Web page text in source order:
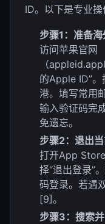
ID。以下是专业操
步骤1：准备
访问苹果官网
（
的Apple ID”
港。填写常用
输入验证码完
免遗忘。
步骤2：退出
打开App
择“退出登录”
码登录。若遇
[9]。
步骤3：搜索